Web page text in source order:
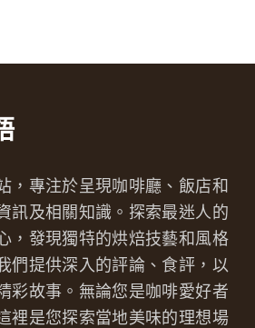
，專注於呈現咖啡廳、飯店和
訊及相關知識。探索最迷人的
，發現獨特的烘焙技藝和風格
們提供深入的評論、食評，以
彩故事。無論您是咖啡愛好者
裡是您探索當地美味的理想場